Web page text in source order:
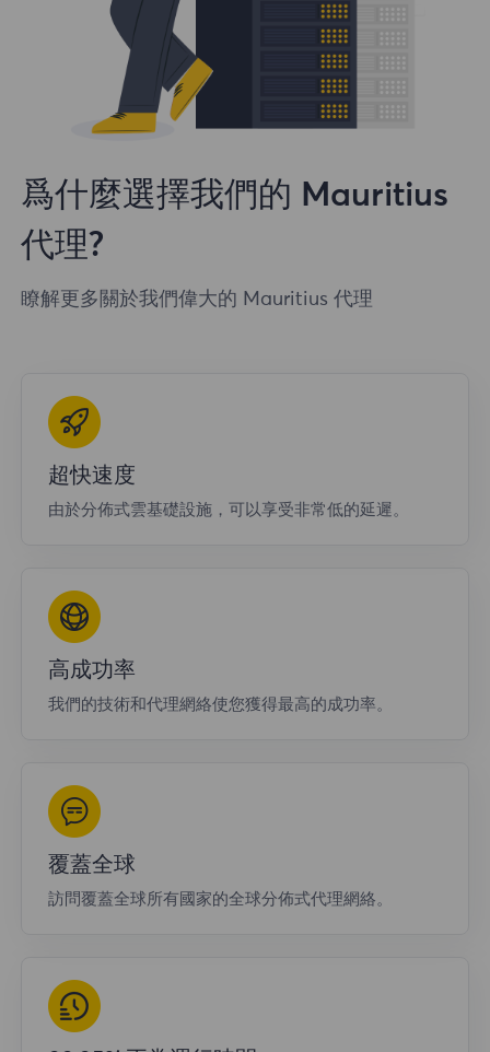
爲什麼選擇我們的 Mauritius
代理?
瞭解更多關於我們偉大的 Mauritius 代理
超快速度
由於分佈式雲基礎設施，可以享受非常低的延遲。
高成功率
我們的技術和代理網絡使您獲得最高的成功率。
覆蓋全球
訪問覆蓋全球所有國家的全球分佈式代理網絡。